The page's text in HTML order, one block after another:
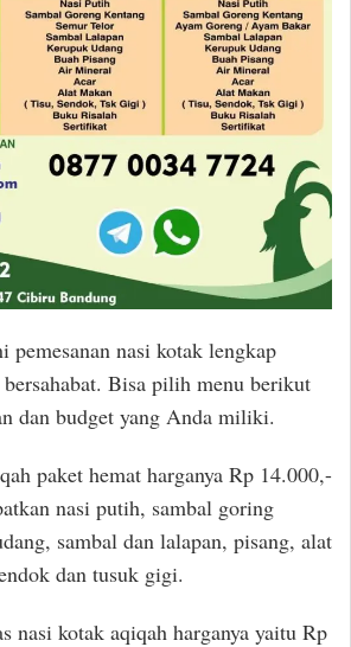
pemesanan nasi kotak lengkap
bersahabat. Bisa pilih menu berikut
dan budget yang Anda miliki.
paket hemat harganya Rp 14.000,-
nasi putih, sambal goring
sambal dan lalapan, pisang, alat
dan tusuk gigi.
nasi kotak aqiqah harganya yaitu Rp